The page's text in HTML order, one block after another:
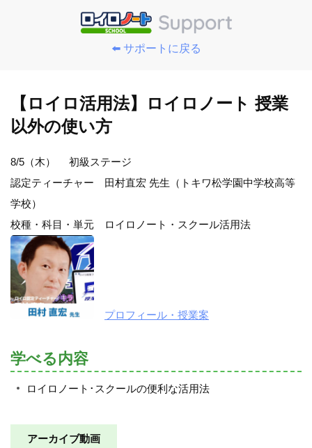
⬅️ サポートに戻る
【ロイロ活用法】ロイロノート 授業
以外の使い方
8/5（木） 初級ステージ
認定ティーチャー 田村直宏 先生（トキワ松学園中学校高等
学校）
校種・科目・単元 ロイロノート・スクール活用法
プロフィール・授業案
学べる内容
ロイロノート･スクールの便利な活用法
アーカイブ動画